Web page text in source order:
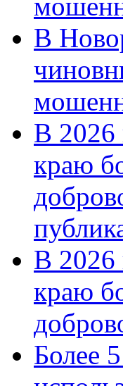
В
В 2026
краю
В 2026
краю
Более